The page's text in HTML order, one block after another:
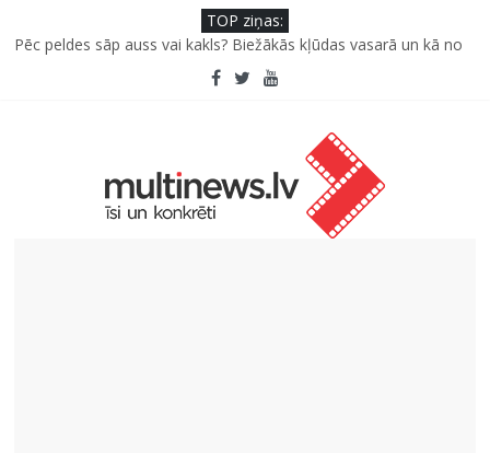
TOP ziņas:
Pēc peldes sāp auss vai kakls? Biežākās kļūdas vasarā un kā no
Kā neuzkāpt uz tiem pašiem grābekļiem: 5 iespējamās kļūdas
Šefpavārs iesaka, kā gudri un izdevīgi izmantot kabačus no
5 svarīgi soļi, lai bērns skolā atgrieztos vesels un gatavs